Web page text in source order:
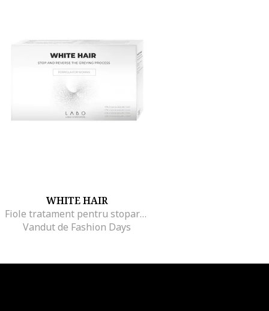
WHITE HAIR
Fiole tratament pentru stoparea si inversarea procesului de albire a parului, pentru femei, 20
Vandut de Fashion Days